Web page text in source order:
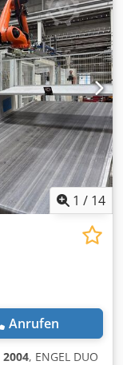
1 / 14
Anrufen
2004, ENGEL DUO